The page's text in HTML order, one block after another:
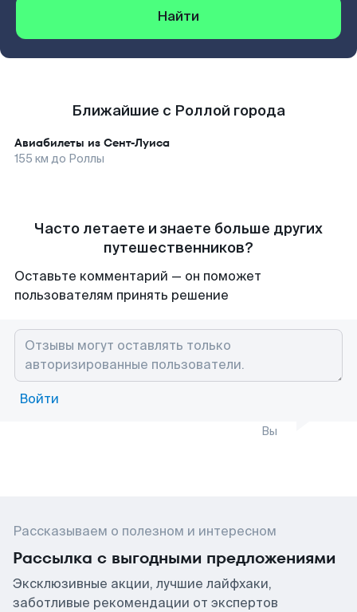
Найти
Ближайшие с Роллой города
Авиабилеты из Сент-Луиса
155 км до Роллы
Часто летаете и знаете больше других
путешественников?
Оставьте комментарий — он поможет
пользователям принять решение
Войти
Вы
Рассказываем о полезном и интересном
Рассылка с выгодными предложениями
Эксклюзивные акции, лучшие лайфхаки,
заботливые рекомендации от экспертов